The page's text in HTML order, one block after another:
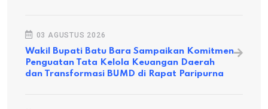
03 AGUSTUS 2026
Wakil Bupati Batu Bara Sampaikan Komitmen
Penguatan Tata Kelola Keuangan Daerah
dan Transformasi BUMD di Rapat Paripurna